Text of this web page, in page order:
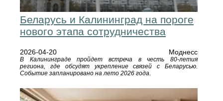
Беларусь и Калининград на пороге
нового этапа сотрудничества
2026-04-20 Моднесс
В Калининграде пройдет встреча в честь 80-летия
региона, где обсудят укрепление связей с Беларусью.
Событие запланировано на лето 2026 года.